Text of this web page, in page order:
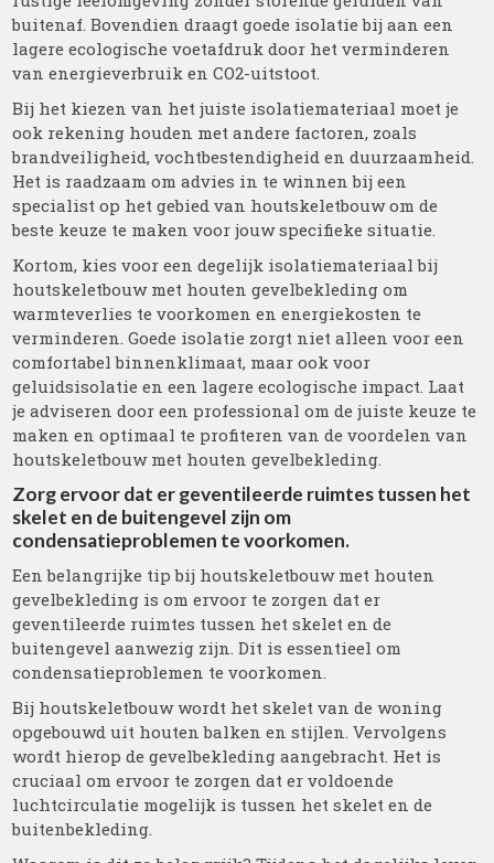
buitenaf. Bovendien draagt goede isolatie bij aan een
lagere ecologische voetafdruk door het verminderen
van energieverbruik en CO2-uitstoot.
Bij het kiezen van het juiste isolatiemateriaal moet je
ook rekening houden met andere factoren, zoals
brandveiligheid, vochtbestendigheid en duurzaamheid.
Het is raadzaam om advies in te winnen bij een
specialist op het gebied van houtskeletbouw om de
beste keuze te maken voor jouw specifieke situatie.
Kortom, kies voor een degelijk isolatiemateriaal bij
houtskeletbouw met houten gevelbekleding om
warmteverlies te voorkomen en energiekosten te
verminderen. Goede isolatie zorgt niet alleen voor een
comfortabel binnenklimaat, maar ook voor
geluidsisolatie en een lagere ecologische impact. Laat
je adviseren door een professional om de juiste keuze te
maken en optimaal te profiteren van de voordelen van
houtskeletbouw met houten gevelbekleding.
Zorg ervoor dat er geventileerde ruimtes tussen het
skelet en de buitengevel zijn om
condensatieproblemen te voorkomen.
Een belangrijke tip bij houtskeletbouw met houten
gevelbekleding is om ervoor te zorgen dat er
geventileerde ruimtes tussen het skelet en de
buitengevel aanwezig zijn. Dit is essentieel om
condensatieproblemen te voorkomen.
Bij houtskeletbouw wordt het skelet van de woning
opgebouwd uit houten balken en stijlen. Vervolgens
wordt hierop de gevelbekleding aangebracht. Het is
cruciaal om ervoor te zorgen dat er voldoende
luchtcirculatie mogelijk is tussen het skelet en de
buitenbekleding.